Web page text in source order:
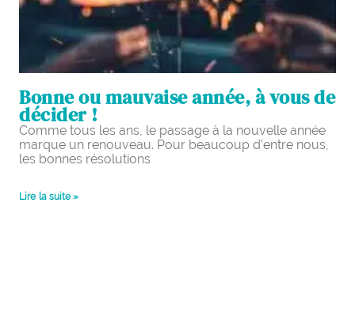
Bonne ou mauvaise année, à vous de
décider !
Comme tous les ans, le passage à la nouvelle année
marque un renouveau. Pour beaucoup d’entre nous,
les bonnes résolutions
Lire la suite »